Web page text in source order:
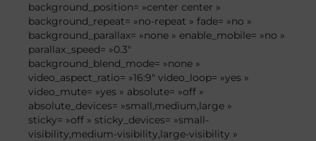
background_position= »center center »
background_repeat= »no-repeat » fade= »no »
background_parallax= »none » enable_mobile= »no »
parallax_speed= »0.3″
background_blend_mode= »none »
video_aspect_ratio= »16:9″ video_loop= »yes »
video_mute= »yes » absolute= »off »
absolute_devices= »small,medium,large »
sticky= »off » sticky_devices= »small-
visibility,medium-visibility,large-visibility »